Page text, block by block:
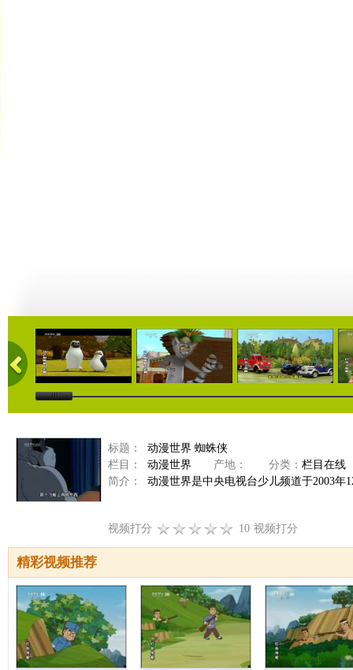
11:10 10:17 09:13
标题：
动漫世界 蜘蛛侠
栏目：
动漫世界 产地： 分类： 栏目在线
简介：
动漫世界是中央电视台少儿频道于2003年
视频打分 10 视频打分
精彩视频推荐